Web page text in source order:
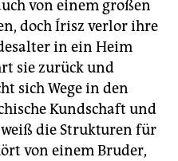
von einem großen
doch Írisz verlor ihre
in ein Heim
sie zurück und
sich Wege in den
Kundschaft und
die Strukturen für
von einem Bruder,